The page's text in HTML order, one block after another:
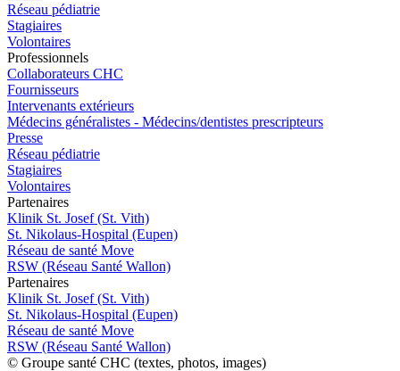
Réseau pédiatrie
Stagiaires
Volontaires
Professionnels
Collaborateurs CHC
Fournisseurs
Intervenants extérieurs
Médecins généralistes - Médecins/dentistes prescripteurs
Presse
Réseau pédiatrie
Stagiaires
Volontaires
Partenaires
Klinik St. Josef (St. Vith)
St. Nikolaus-Hospital (Eupen)
Réseau de santé Move
RSW (Réseau Santé Wallon)
Partenaires
Klinik St. Josef (St. Vith)
St. Nikolaus-Hospital (Eupen)
Réseau de santé Move
RSW (Réseau Santé Wallon)
© Groupe santé CHC (textes, photos, images)